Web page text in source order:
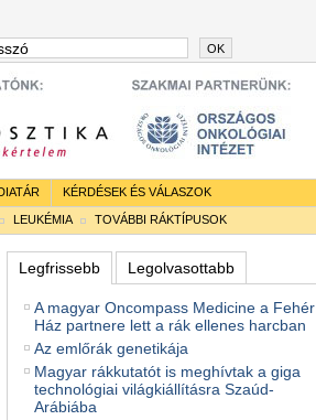
OK
KÉRDÉSEK ÉS VÁLASZOK
LEUKÉMIA TOVÁBBI RÁKTÍPUSOK
Legfrissebb Legolvasottabb
A magyar Oncompass Medicine a Fehér
Ház partnere lett a rák ellenes harcban
Az emlőrák genetikája
Magyar rákkutatót is meghívtak a giga
technológiai világkiállításra Szaúd-
Arábiába